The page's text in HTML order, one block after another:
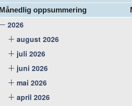
Månedlig oppsummering
2026
august 2026
juli 2026
juni 2026
mai 2026
april 2026